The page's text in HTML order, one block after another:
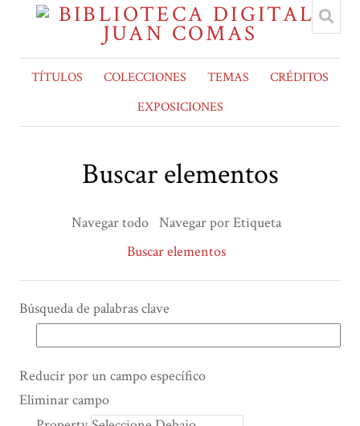
TÍTULOS COLECCIONES TEMAS
CRÉDITOS
EXPOSICIONES
Buscar elementos
Navegar todo Navegar por Etiqueta
Buscar elementos
Búsqueda de palabras clave
Number
Reducir por un campo específico
Search Property
Tipo de búsqueda
Términos de búsqueda
Ensamblador de Búsqueda
Eliminar campo